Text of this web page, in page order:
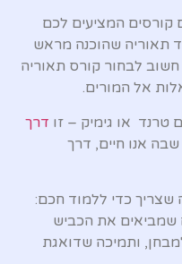
קורסים המציעים לכם
תאוריה שהוכנה מראש
לבחור קורס תאוריה
אל המורים.
טרנד או גימיק – זו דרך
אנו חיים, דרך
כדי ללמוד חכם:
שמביאים את הכביש
ותמיכה שדואגת